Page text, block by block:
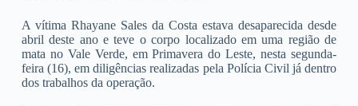
A vítima Rhayane Sales da Costa estava desaparecida desde
abril deste ano e teve o corpo localizado em uma região de
mata no Vale Verde, em Primavera do Leste, nesta segunda-
feira (16), em diligências realizadas pela Polícia Civil já dentro
dos trabalhos da operação.